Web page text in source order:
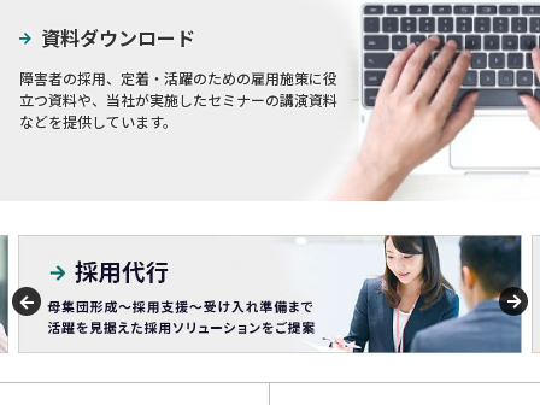
資料ダウンロード
障害者の採用、定着・活躍のための雇用施策に役
立つ資料や、当社が実施したセミナーの講演資料
などを提供しています。